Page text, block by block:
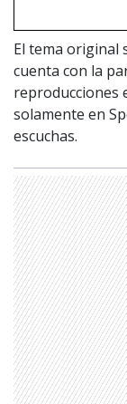
El tema original
cuenta con la
reproducciones
solamente en
escuchas.